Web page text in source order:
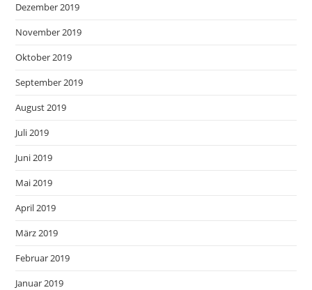
Dezember 2019
November 2019
Oktober 2019
September 2019
August 2019
Juli 2019
Juni 2019
Mai 2019
April 2019
März 2019
Februar 2019
Januar 2019